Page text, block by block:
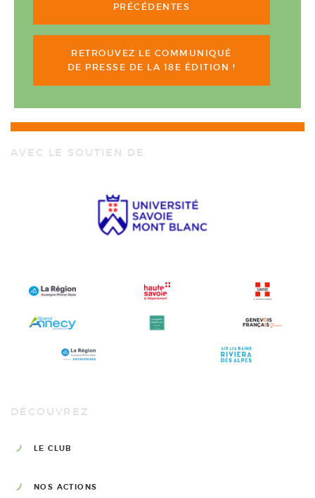
PRÉCÉDENTES
RETROUVEZ LE COMMUNIQUÉ
DE PRESSE DE LA 18E ÉDITION !
AVEC LE SOUTIEN DE
DÉCOUVREZ
LE CLUB
NOS ACTIONS